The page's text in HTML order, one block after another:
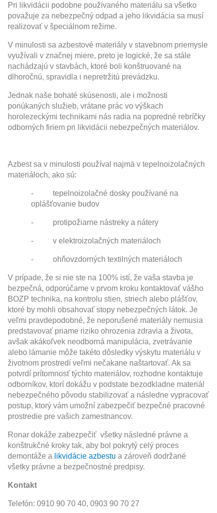
Pri likvidácii podobne používaného materiálu sa všetko
považuje za nebezpečný odpad a jeho likvidácia sa musí
realizovať v špeciálnom režime.
V minulosti sa azbestové materiály v stavebnom priemysle
využívali v značnej miere, preto je logické, že sa stále
nachádzajú v stavbách, ktoré boli konštruované na
dlhoročnú, spravidla i nepretržitú prevádzku.
Jednak naše bohaté skúsenosti, ale i možnosti
ponúkaných služieb, vrátane prác vo výškach
horolezeckými technikami nás radia na popredné rebríčky
odborných firiem pri likvidácii nebezpečných materiálov.
Azbest sa v minulosti používal najmä v tepelnoizolačných
materiáloch, ako sú:
- tepelnoizolačné dosky používané na
oplášťovanie budov
- protipožiarne nástreky a nátery
- v elektroizolačných materiáloch
- ohňovzdorných textilných materiáloch
V prípade, že si nie ste na 100% istí, že vaša stavba je
bezpečná, odporúčame v prvom kroku kontaktovať vášho
BOZP technika, na kontrolu stien, striech alebo plášťov,
ktoré by mohli obsahovať stopy nebezpečných látok. Je
veľmi pravdepodobné, že neporušené materiály nemusia
predstavovať priame riziko ohrozenia zdravia a života,
avšak akákoľvek neodborná manipulácia, zvetrávanie
alebo lámanie môže takéto dôsledky výskytu materiálu v
životnom prostredí veľmi nečakane naštartovať. Ak sa
potvrdí prítomnosť týchto materiálov, rozhodne kontaktuje
odborníkov, ktorí dokážu v podstate bezodkladne materiál
nebezpečného pôvodu stabilizovať a následne vypracovať
postup, ktorý vám umožní zabezpečiť bezpečné pracovné
prostredie pre vašich zamestnancov.
Ronar dokáže zabezpečiť všetky následné právne a
konštrukčné kroky tak, aby bol pokrytý celý proces
demontáže a likvidácie azbestu a zároveň dodržané
všetky právne a bezpečnostné predpisy.
Kontakt
Telefón: 0910 90 70 40, 0903 90 70 27